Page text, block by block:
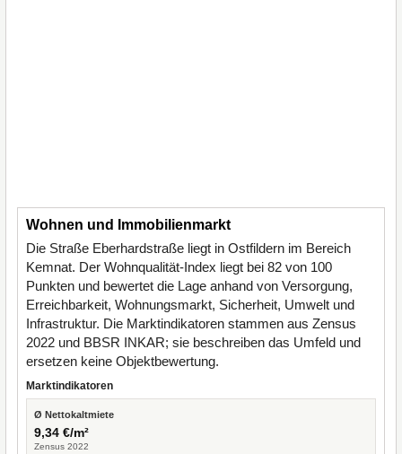
Wohnen und Immobilienmarkt
Die Straße Eberhardstraße liegt in Ostfildern im Bereich
Kemnat. Der Wohnqualität-Index liegt bei 82 von 100
Punkten und bewertet die Lage anhand von Versorgung,
Erreichbarkeit, Wohnungsmarkt, Sicherheit, Umwelt und
Infrastruktur. Die Marktindikatoren stammen aus Zensus
2022 und BBSR INKAR; sie beschreiben das Umfeld und
ersetzen keine Objektbewertung.
Marktindikatoren
Ø Nettokaltmiete
9,34 €/m²
Zensus 2022